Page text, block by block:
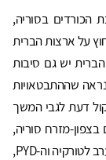
הכורדים בסוריה,
על ארצות הברית
יש גם סיבות
שההתבטאויות
דעת לגבי המשך
מזרח סוריה,
היא יכולה לגלות תמיכה בתהליך הדיפלומטי בין המערב לטורקיה וה-PYD,